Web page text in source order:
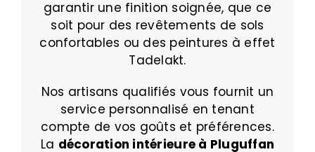
garantir une finition soignée, que ce
soit pour des revêtements de sols
confortables ou des peintures à effet
Tadelakt.
Nos artisans qualifiés vous fournit un
service personnalisé en tenant
compte de vos goûts et préférences.
La décoration intérieure à Pluguffan